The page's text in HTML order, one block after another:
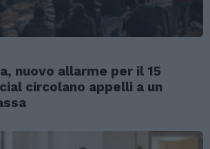
nuovo allarme per il 15
circolano appelli a un